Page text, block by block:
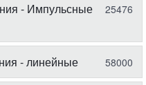
- Импульсные
25476
- линейные 58000